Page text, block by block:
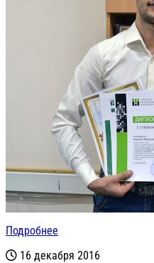
Подробнее
16 декабря 2016